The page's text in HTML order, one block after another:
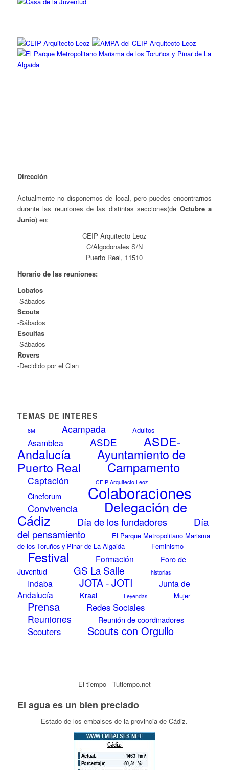
Dirección
Actualmente no disponemos de local, pero puedes encontrarnos
durante las reuniones de las distintas secciones(de Octubre a
Junio) en:
CEIP Arquitecto Leoz
C/Algodonales S/N
Puerto Real, 11510
Horario de las reuniones:
Lobatos
-Sábados
Scouts
-Sábados
Escultas
-Sábados
Rovers
-Decidido por el Clan
TEMAS DE INTERÉS
8M Acampada Adultos
Asamblea ASDE ASDE-
Andalucía Ayuntamiento de
Puerto Real Campamento
Captación CEIP Arquitecto Leoz
Cineforum Colaboraciones
Convivencia Delegación de
Cádiz Día de los fundadores
Día
del pensamiento
El Parque Metropolitano Marisma
de los Toruños y Pinar de La Algaida
Feminismo
Festival Formación
Foro de
Juventud
GS La Salle historias
Indaba JOTA - JOTI
Junta de
Andalucía
Kraal Leyendas Mujer
Prensa Redes Sociales
Reuniones Reunión de coordinadores
Scouters Scouts con Orgullo
El tiempo - Tutiempo.net
El agua es un bien preciado
Estado de los embalses de la provincia de Cádiz.